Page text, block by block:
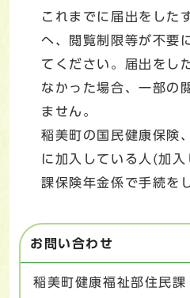
これまでに届出をした
へ、閲覧制限等が不要
てください。届出をし
なかった場合、一部の
ません。
稲美町の国民健康保険
に加入している人(加
課保険年金係で手続を
お問い合わせ
稲美町健康福祉部住民課